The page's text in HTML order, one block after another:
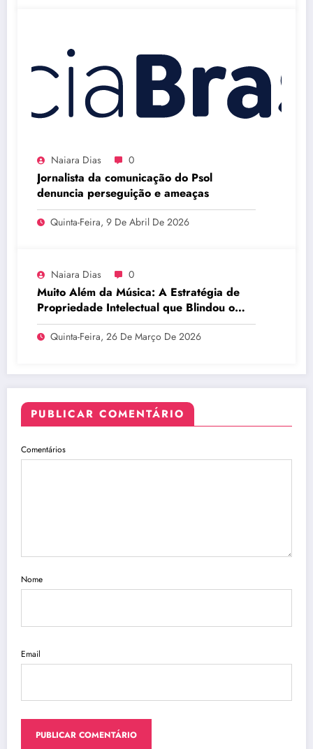
Naiara Dias 0
Jornalista da comunicação do Psol
denuncia perseguição e ameaças
Quinta-Feira, 9 De Abril De 2026
Naiara Dias 0
Muito Além da Música: A Estratégia de
Propriedade Intelectual que Blindou o
Legado do BTS
Quinta-Feira, 26 De Março De 2026
PUBLICAR COMENTÁRIO
Comentários
Nome
Email